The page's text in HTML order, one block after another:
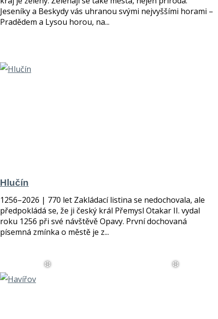
Jeseníky a Beskydy vás uhranou svými nejvyššími horami –
Pradědem a Lysou horou, na...
Hlučín
1256–2026 | 770 let Zakládací listina se nedochovala, ale
předpokládá se, že ji český král Přemysl Otakar II. vydal
roku 1256 při své návštěvě Opavy. První dochovaná
písemná zmínka o městě je z...